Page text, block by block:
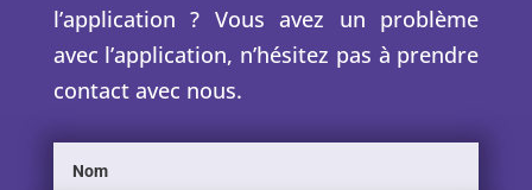
l’application ? Vous avez un problème
avec l’application, n’hésitez pas à prendre
contact avec nous.